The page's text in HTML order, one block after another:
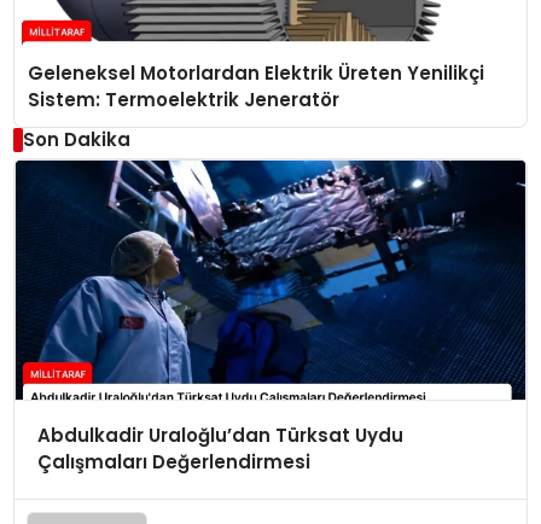
Geleneksel Motorlardan Elektrik Üreten Yenilikçi
Sistem: Termoelektrik Jeneratör
Son Dakika
Abdulkadir Uraloğlu’dan Türksat Uydu
Çalışmaları Değerlendirmesi